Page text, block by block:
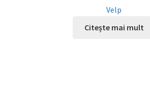
Velp
Citește mai mult